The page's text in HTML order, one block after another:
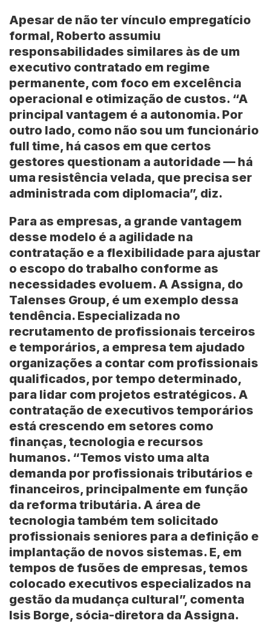
Apesar de não ter vínculo empregatício
formal, Roberto assumiu
responsabilidades similares às de um
executivo contratado em regime
permanente, com foco em excelência
operacional e otimização de custos. “A
principal vantagem é a autonomia. Por
outro lado, como não sou um funcionário
full time, há casos em que certos
gestores questionam a autoridade — há
uma resistência velada, que precisa ser
administrada com diplomacia”, diz.
Para as empresas, a grande vantagem
desse modelo é a agilidade na
contratação e a flexibilidade para ajustar
o escopo do trabalho conforme as
necessidades evoluem. A Assigna, do
Talenses Group, é um exemplo dessa
tendência. Especializada no
recrutamento de profissionais terceiros
e temporários, a empresa tem ajudado
organizações a contar com profissionais
qualificados, por tempo determinado,
para lidar com projetos estratégicos. A
contratação de executivos temporários
está crescendo em setores como
finanças, tecnologia e recursos
humanos. “Temos visto uma alta
demanda por profissionais tributários e
financeiros, principalmente em função
da reforma tributária. A área de
tecnologia também tem solicitado
profissionais seniores para a definição e
implantação de novos sistemas. E, em
tempos de fusões de empresas, temos
colocado executivos especializados na
gestão da mudança cultural”, comenta
Isis Borge, sócia-diretora da Assigna.